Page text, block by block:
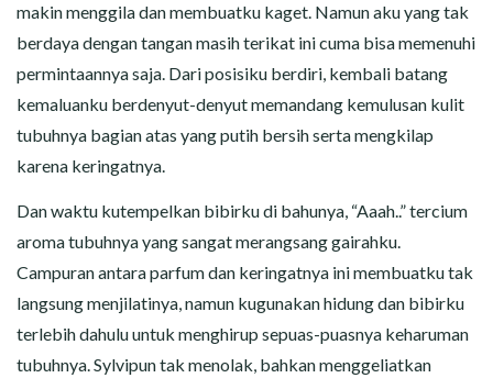
makin menggila dan membuatku kaget. Namun aku yang tak
berdaya dengan tangan masih terikat ini cuma bisa memenuhi
permintaannya saja. Dari posisiku berdiri, kembali batang
kemaluanku berdenyut-denyut memandang kemulusan kulit
tubuhnya bagian atas yang putih bersih serta mengkilap
karena keringatnya.
Dan waktu kutempelkan bibirku di bahunya, “Aaah..” tercium
aroma tubuhnya yang sangat merangsang gairahku.
Campuran antara parfum dan keringatnya ini membuatku tak
langsung menjilatinya, namun kugunakan hidung dan bibirku
terlebih dahulu untuk menghirup sepuas-puasnya keharuman
tubuhnya. Sylvipun tak menolak, bahkan menggeliatkan